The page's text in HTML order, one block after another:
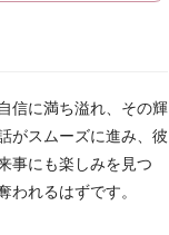
信に満ち溢れ、その輝
がスムーズに進み、彼
事にも楽しみを見つ
われるはずです。